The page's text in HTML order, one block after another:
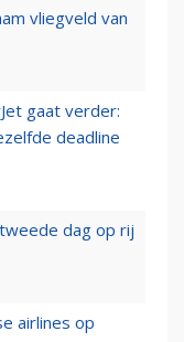
vliegveld van
gaat verder:
deadline
dag op rij
airlines op